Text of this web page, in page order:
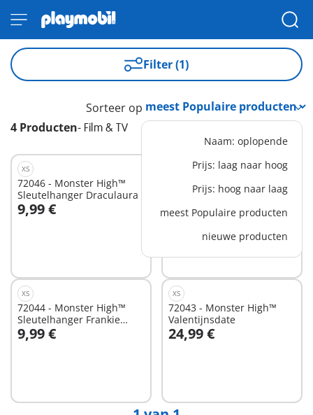
Filter (1)
4 Producten- Film & TV
Sorteer op
Naam: oplopende
Prijs: laag naar hoog
Prijs: hoog naar laag
meest Populaire producten
nieuwe producten
XS
72046 - Monster High™
Sleutelhanger Draculaura
9,99 €
In winkelwagen
72045 - Monster High™
Sleutelhanger Cleo De Nile
9,99 €
In winkelwagen
XS
72044 - Monster High™
Sleutelhanger Frankie
Stein
9,99 €
In winkelwagen
XS
72043 - Monster High™
Valentijnsdate
24,99 €
In winkelwagen